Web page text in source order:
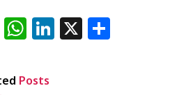
Facebook
WhatsApp
LinkedIn
X
Posts